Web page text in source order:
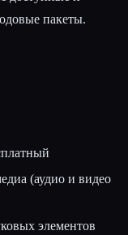
пакеты.
(аудио и видео
элементов